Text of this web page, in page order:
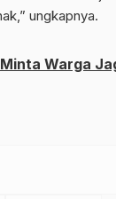
ungkapnya.
Warga